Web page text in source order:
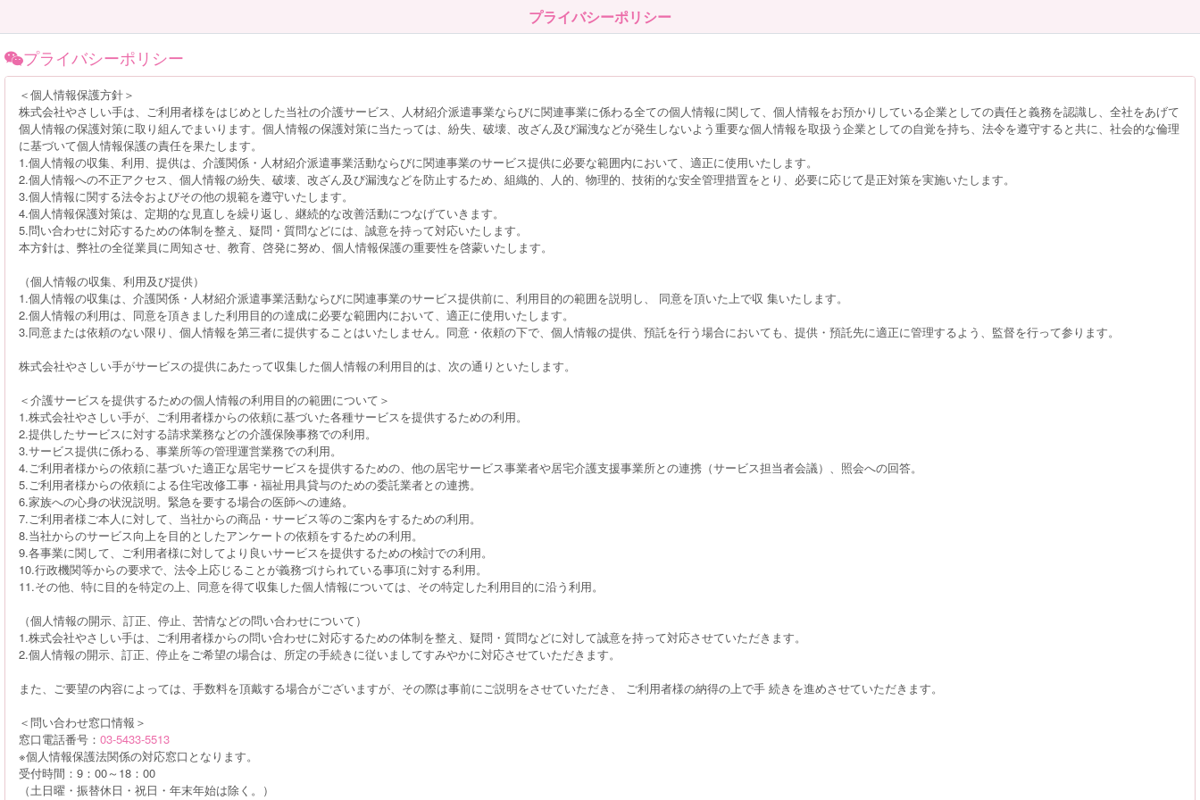
プライバシーポリシー
プライバシーポリシー
＜個人情報保護方針＞
株式会社やさしい手は、ご利用者様をはじめとした当社の介護サービス、人材紹介派遣事業ならびに関連事業に係わる全ての個人情報に関して、個人情報をお預かりしている企業としての責任と義務を認識し、全社をあげて
個人情報の保護対策に取り組んでまいります。個人情報の保護対策に当たっては、紛失、破壊、改ざん及び漏洩などが発生しないよう重要な個人情報を取扱う企業としての自覚を持ち、法令を遵守すると共に、社会的な倫理
に基づいて個人情報保護の責任を果たします。
1.個人情報の収集、利用、提供は、介護関係・人材紹介派遣事業活動ならびに関連事業のサービス提供に必要な範囲内において、適正に使用いたします。
2.個人情報への不正アクセス、個人情報の紛失、破壊、改ざん及び漏洩などを防止するため、組織的、人的、物理的、技術的な安全管理措置をとり、必要に応じて是正対策を実施いたします。
3.個人情報に関する法令およびその他の規範を遵守いたします。
4.個人情報保護対策は、定期的な見直しを繰り返し、継続的な改善活動につなげていきます。
5.問い合わせに対応するための体制を整え、疑問・質問などには、誠意を持って対応いたします。
本方針は、弊社の全従業員に周知させ、教育、啓発に努め、個人情報保護の重要性を啓蒙いたします。
（個人情報の収集、利用及び提供）
1.個人情報の収集は、介護関係・人材紹介派遣事業活動ならびに関連事業のサービス提供前に、利用目的の範囲を説明し、 同意を頂いた上で収 集いたします。
2.個人情報の利用は、同意を頂きました利用目的の達成に必要な範囲内において、適正に使用いたします。
3.同意または依頼のない限り、個人情報を第三者に提供することはいたしません。同意・依頼の下で、個人情報の提供、預託を行う場合においても、提供・預託先に適正に管理するよう、監督を行って参ります。
株式会社やさしい手がサービスの提供にあたって収集した個人情報の利用目的は、次の通りといたします。
＜介護サービスを提供するための個人情報の利用目的の範囲について＞
1.株式会社やさしい手が、ご利用者様からの依頼に基づいた各種サービスを提供するための利用。
2.提供したサービスに対する請求業務などの介護保険事務での利用。
3.サービス提供に係わる、事業所等の管理運営業務での利用。
4.ご利用者様からの依頼に基づいた適正な居宅サービスを提供するための、他の居宅サービス事業者や居宅介護支援事業所との連携（サービス担当者会議）、照会への回答。
5.ご利用者様からの依頼による住宅改修工事・福祉用具貸与のための委託業者との連携。
6.家族への心身の状況説明。緊急を要する場合の医師への連絡。
7.ご利用者様ご本人に対して、当社からの商品・サービス等のご案内をするための利用。
8.当社からのサービス向上を目的としたアンケートの依頼をするための利用。
9.各事業に関して、ご利用者様に対してより良いサービスを提供するための検討での利用。
10.行政機関等からの要求で、法令上応じることが義務づけられている事項に対する利用。
11.その他、特に目的を特定の上、同意を得て収集した個人情報については、その特定した利用目的に沿う利用。
（個人情報の開示、訂正、停止、苦情などの問い合わせについて）
1.株式会社やさしい手は、ご利用者様からの問い合わせに対応するための体制を整え、疑問・質問などに対して誠意を持って対応させていただきます。
2.個人情報の開示、訂正、停止をご希望の場合は、所定の手続きに従いましてすみやかに対応させていただきます。
また、ご要望の内容によっては、手数料を頂戴する場合がございますが、その際は事前にご説明をさせていただき、 ご利用者様の納得の上で手 続きを進めさせていただきます。
＜問い合わせ窓口情報＞
窓口電話番号： 03-5433-5513
※個人情報保護法関係の対応窓口となります。
受付時間：9：00～18：00
（土日曜・振替休日・祝日・年末年始は除く。）